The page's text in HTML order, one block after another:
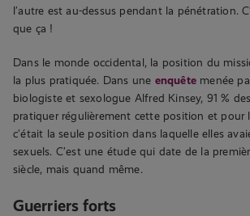
l’autre est au-dessus pendant la pénétration.
que ça !
Dans le monde occidental, la position du
la plus pratiquée. Dans une enquête menée
biologiste et sexologue Alfred Kinsey, 91 %
pratiquer régulièrement cette position et pour
c’était la seule position dans laquelle elles
sexuels. C’est une étude qui date de la
siècle, mais quand même.
Guerriers forts